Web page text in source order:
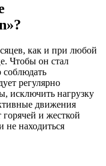
»?
как и при любой
Чтобы он стал
регулярно
исключить нагрузку
движения
горячей и жесткой
не находиться